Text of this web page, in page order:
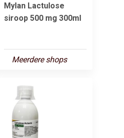
Mylan Lactulose
siroop 500 mg 300ml
Meerdere shops